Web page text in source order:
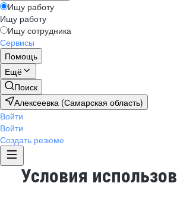
Ищу работу
Ищу работу
Ищу сотрудника
Сервисы
Помощь
Ещё
Поиск
Алексеевка (Самарская область)
Войти
Войти
Создать резюме
Условия